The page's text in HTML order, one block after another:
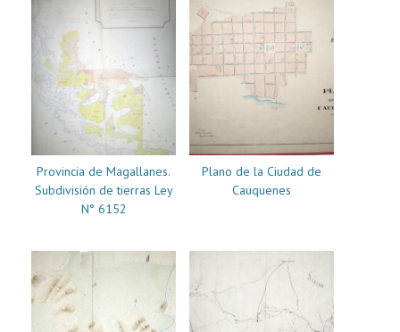
Provincia de Magallanes.
Subdivisión de tierras Ley
N° 6152
Plano de la Ciudad de
Cauquenes